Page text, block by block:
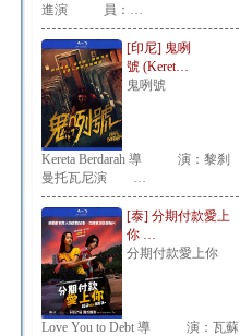
進演 員：…
[印尼] 鬼咧
號 (Keret…
鬼咧號
Kereta Berdarah 導 演：黎刹
曼托瓦尼演 …
[泰] 分期付款愛上
你 …
分期付款愛上你
Love You to Debt 導 演：瓦蘇